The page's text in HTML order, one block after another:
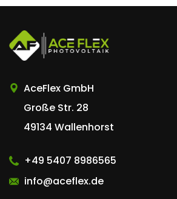
AceFlex GmbH
AceFlex GmbH
Große Str. 28
49134 Wallenhorst
+49 5407 8986565
info@aceflex.de